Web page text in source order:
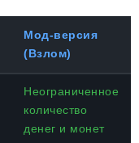
Мод-версия
(Взлом)
Неограниченное
количество
денег и монет